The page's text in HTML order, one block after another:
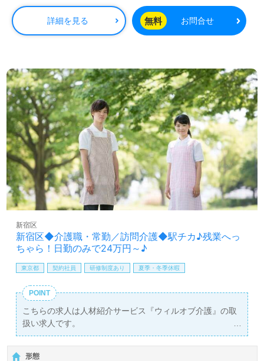
詳細を見る 無料 お問合せ
新宿区◆介護職・常勤／訪問介護◆駅チカ♪残業へっ
ちゃら！日勤のみで24万円～♪
新宿区
東京都 契約社員 研修制度あり 夏季・冬季休暇
POINT
こちらの求人は人材紹介サービス『ウィルオブ介護』の取
扱い求人です。
詳細に関してお気軽にご相談ください♪
【無料】で皆さんの転職活動をサポートいたします。
形態